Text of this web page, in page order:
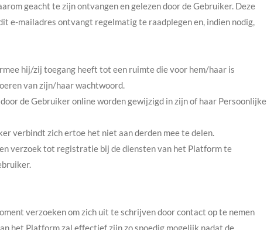
geacht te zijn ontvangen en gelezen door de Gebruiker. Deze
e-mailadres ontvangt regelmatig te raadplegen en, indien nodig,
hij/zij toegang heeft tot een ruimte die voor hem/haar is
van zijn/haar wachtwoord.
de Gebruiker online worden gewijzigd in zijn of haar Persoonlijke
verbindt zich ertoe het niet aan derden mee te delen.
verzoek tot registratie bij de diensten van het Platform te
verzoeken om zich uit te schrijven door contact op te nemen
het Platform zal effectief zijn zo spoedig mogelijk nadat de